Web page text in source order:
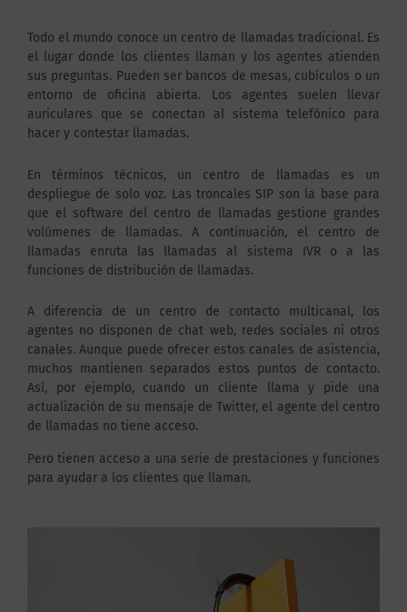
Todo el mundo conoce un centro de llamadas tradicional. Es
el lugar donde los clientes llaman y los agentes atienden
sus preguntas. Pueden ser bancos de mesas, cubículos o un
entorno de oficina abierta. Los agentes suelen llevar
auriculares que se conectan al sistema telefónico para
hacer y contestar llamadas.
En términos técnicos, un centro de llamadas es un
despliegue de solo voz. Las troncales SIP son la base para
que el software del centro de llamadas gestione grandes
volúmenes de llamadas. A continuación, el centro de
llamadas enruta las llamadas al sistema IVR o a las
funciones de distribución de llamadas.
A diferencia de un centro de contacto multicanal, los
agentes no disponen de chat web, redes sociales ni otros
canales. Aunque puede ofrecer estos canales de asistencia,
muchos mantienen separados estos puntos de contacto.
Así, por ejemplo, cuando un cliente llama y pide una
actualización de su mensaje de Twitter, el agente del centro
de llamadas no tiene acceso.
Pero tienen acceso a una serie de prestaciones y funciones
para ayudar a los clientes que llaman.